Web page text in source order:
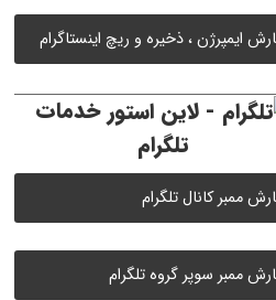
ایمپرژن ، ذخیره و ریچ اینستاگرام
خدمات
تلگرام
ممبر کانال تلگرام
ممبر سوپر گروه تلگرام